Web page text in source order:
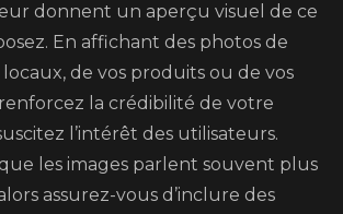
donnent un aperçu visuel de ce
En affichant des photos de
de vos produits ou de vos
la crédibilité de votre
l’intérêt des utilisateurs.
que les images parlent souvent plus
assurez-vous d’inclure des